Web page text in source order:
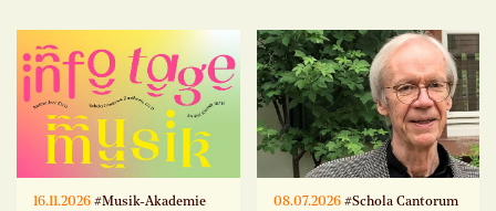
16.11.2026 #Musik-Akademie 08.07.2026#Schola Cantorum